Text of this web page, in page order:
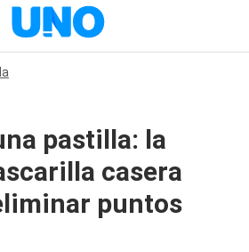
pastilla: la
casera
puntos